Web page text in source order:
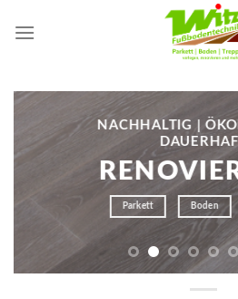
NACHHALTIG |
Parkett Boden